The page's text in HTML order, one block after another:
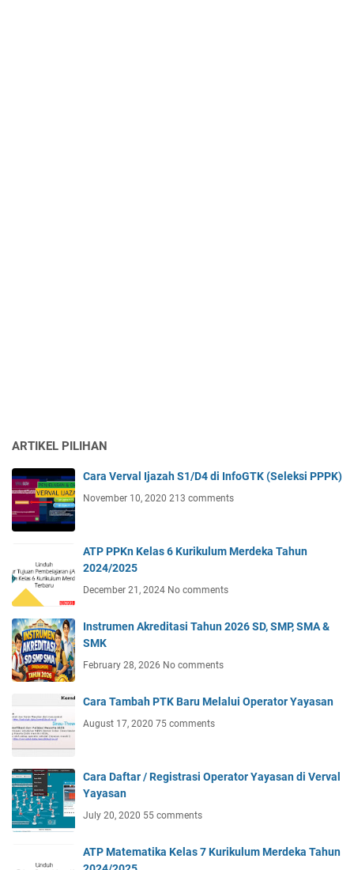
ARTIKEL PILIHAN
Cara Verval Ijazah S1/D4 di InfoGTK (Seleksi PPPK)
November 10, 2020 213 comments
ATP PPKn Kelas 6 Kurikulum Merdeka Tahun
2024/2025
December 21, 2024 No comments
Instrumen Akreditasi Tahun 2026 SD, SMP, SMA &
SMK
February 28, 2026 No comments
Cara Tambah PTK Baru Melalui Operator Yayasan
August 17, 2020 75 comments
Cara Daftar / Registrasi Operator Yayasan di Verval
Yayasan
July 20, 2020 55 comments
ATP Matematika Kelas 7 Kurikulum Merdeka Tahun